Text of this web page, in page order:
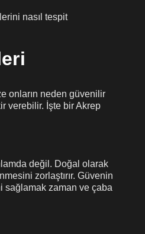
nasıl tespit
onların neden güvenilir
verebilir. İşte bir Akrep
değil. Doğal olarak
zorlaştırır. Güvenin
sağlamak zaman ve çaba